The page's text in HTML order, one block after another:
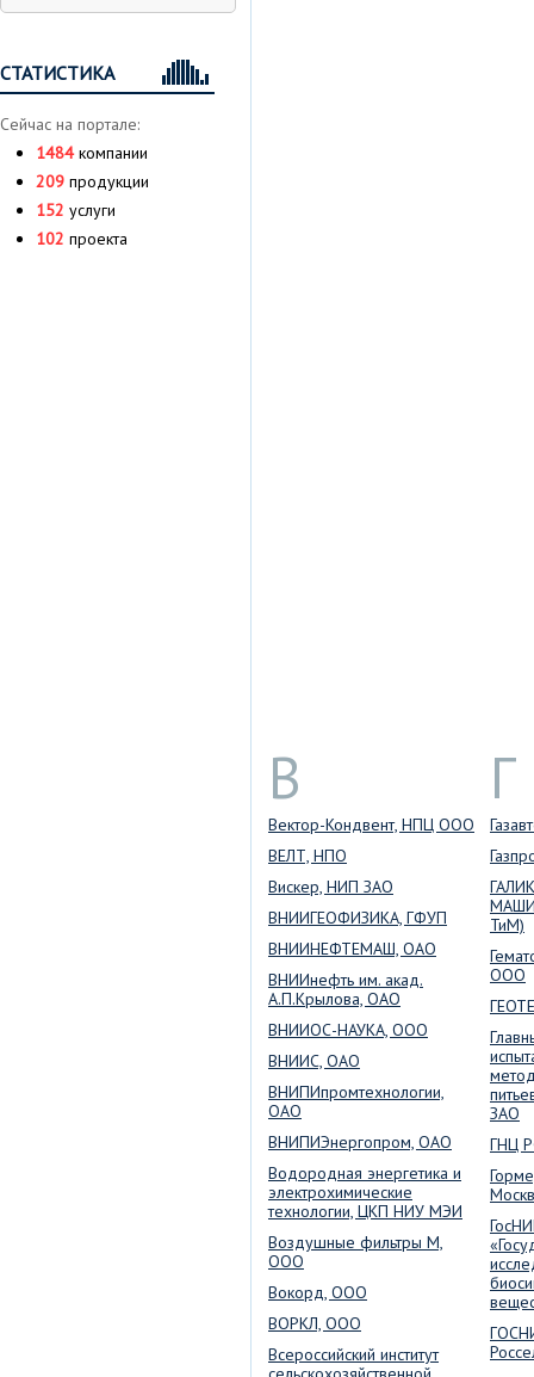
В
Вектор-Кондвент, НПЦ ООО
ВЕЛТ, НПО
Вискер, НИП ЗАО
ВНИИГЕОФИЗИКА, ГФУП
ВНИИНЕФТЕМАШ, ОАО
ВНИИнефть им. акад.
А.П.Крылова, ОАО
ВНИИОС-НАУКА, ООО
ВНИИС, ОАО
ВНИПИпромтехнологии,
ОАО
ВНИПИЭнергопром, ОАО
Водородная энергетика и
электрохимические
технологии, ЦКП НИУ МЭИ
Воздушные фильтры М,
ООО
Вокорд, ООО
ВОРКЛ, ООО
Всероссийский институт
Г
ТиМ)
ООО
ЗАО
ГНЦ
СТАТИСТИКА
Сейчас на портале:
1484компании
209 продукции
152 услуги
102 проекта